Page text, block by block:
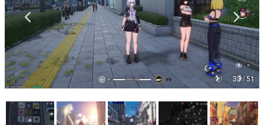
ゲームが変えた日本語
「経験値」「裏技」「ラスボス」… ゲームにまつわる言葉
の起源や用法の変遷を、コンピューター文化史研究家・タ
イニーP氏が徹底調査。
カテゴリ
マンガ
33 / 51